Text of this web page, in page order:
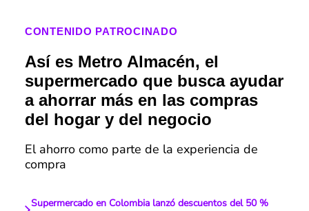
CONTENIDO PATROCINADO
Así es Metro Almacén, el
supermercado que busca ayudar
a ahorrar más en las compras
del hogar y del negocio
El ahorro como parte de la experiencia de
compra
Supermercado en Colombia lanzó descuentos del 50 %